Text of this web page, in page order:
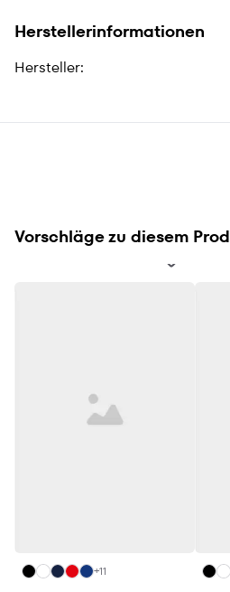
Herstellerinformationen
Hersteller:
Vorschläge zu diesem
+11